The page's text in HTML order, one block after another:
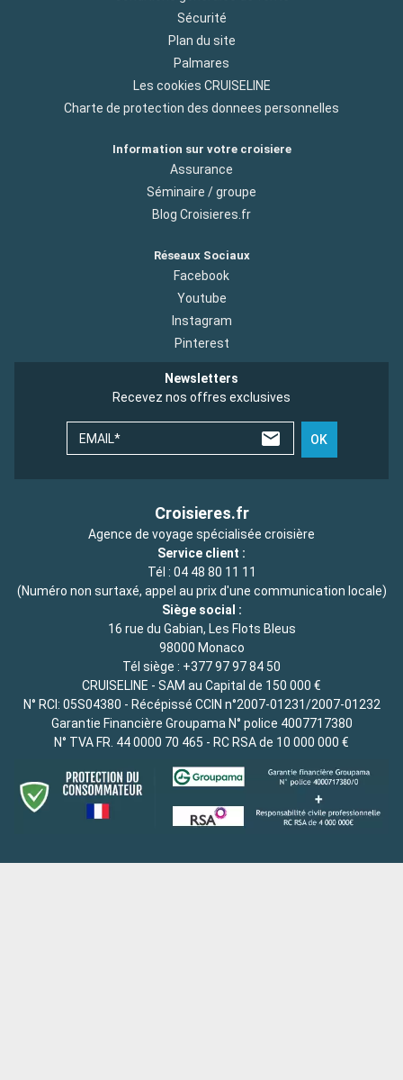
Sécurité
Plan du site
Palmares
Les cookies CRUISELINE
Charte de protection des donnees personnelles
Information sur votre croisiere
Assurance
Séminaire / groupe
Blog Croisieres.fr
Réseaux Sociaux
Facebook
Youtube
Instagram
Pinterest
Newsletters
Recevez nos offres exclusives
EMAIL* OK
Croisieres.fr
Agence de voyage spécialisée croisière
Service client :
Tél : 04 48 80 11 11
(Numéro non surtaxé, appel au prix d'une communication locale)
Siège social :
16 rue du Gabian, Les Flots Bleus
98000 Monaco
Tél siège : +377 97 97 84 50
CRUISELINE - SAM au Capital de 150 000 €
N° RCI: 05S04380 - Récépissé CCIN n°2007-01231/2007-01232
Garantie Financière Groupama N° police 4007717380
N° TVA FR. 44 0000 70 465 - RC RSA de 10 000 000 €